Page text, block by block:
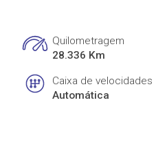
Quilometragem
28.336 Km
Caixa de velocidades
Automática